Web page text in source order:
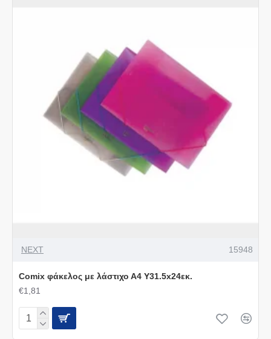
NEXT 15948
Comix φάκελος με λάστιχο Α4 Υ31.5x24εκ.
€1,81